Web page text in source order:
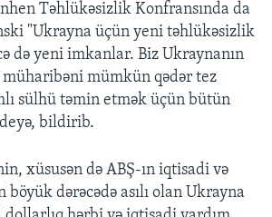
Təhlükəsizlik Konfransında da
"Ukrayna üçün yeni təhlükəsizlik
də yeni imkanlar. Biz Ukraynanın
mümkün qədər tez
sülhü təmin etmək üçün bütün
bildirib.
xüsusən də ABŞ-ın iqtisadi və
böyük dərəcədə asılı olan Ukrayna